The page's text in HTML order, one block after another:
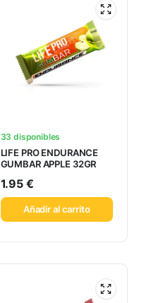
33 disponibles
LIFE PRO ENDURANCE
GUMBAR APPLE 32GR
1.95 €
Añadir al carrito